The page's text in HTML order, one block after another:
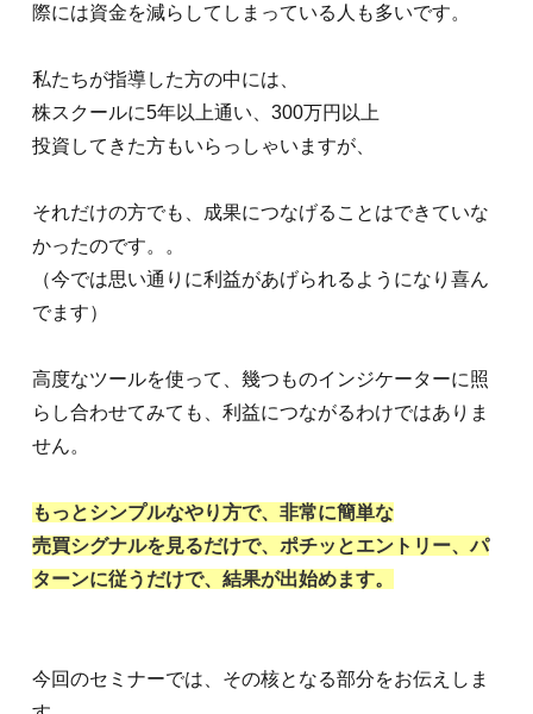
際には資金を減らしてしまっている人も多いです。
私たちが指導した方の中には、
株スクールに5年以上通い、300万円以上
投資してきた方もいらっしゃいますが、
それだけの方でも、成果につなげることはできていな
かったのです。。
（今では思い通りに利益があげられるようになり喜ん
でます）
高度なツールを使って、幾つものインジケーターに照
らし合わせてみても、利益につながるわけではありま
せん。
もっとシンプルなやり方で、非常に簡単な
売買シグナルを見るだけで、ポチッとエントリー、パ
ターンに従うだけで、結果が出始めます。
今回のセミナーでは、その核となる部分をお伝えしま